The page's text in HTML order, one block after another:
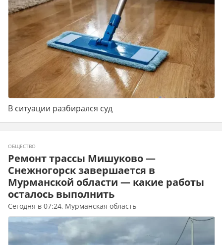
В ситуации разбирался суд
ОБЩЕСТВО
Ремонт трассы Мишуково —
Снежногорск завершается в
Мурманской области — какие работы
осталось выполнить
Сегодня в 07:24, Мурманская область